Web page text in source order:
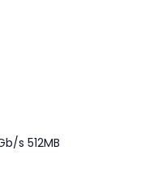
s 512MB